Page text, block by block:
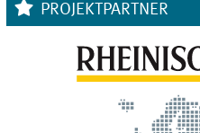
PROJEKTPARTNER